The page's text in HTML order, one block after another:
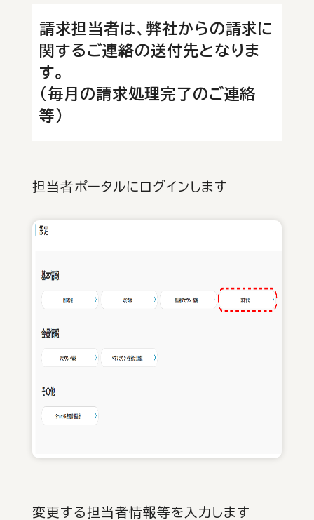
請求担当者は、弊社からの請求に
関するご連絡の送付先となりま
す。
（毎月の請求処理完了のご連絡
等）
担当者ポータルにログインします
変更する担当者情報等を入力します